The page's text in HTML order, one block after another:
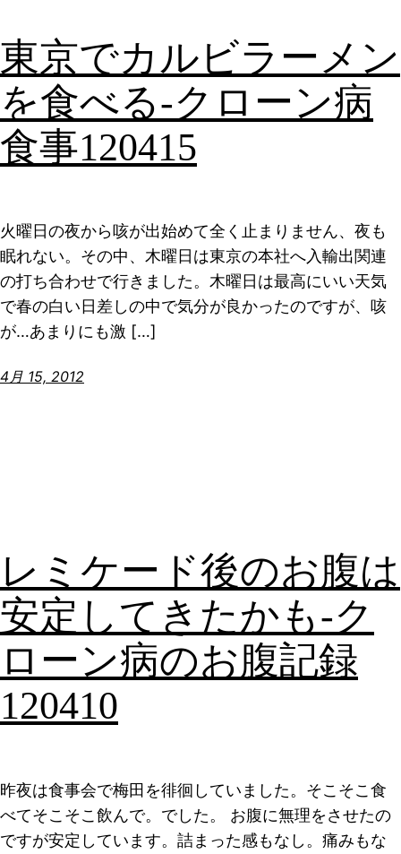
東京でカルビラーメン
を食べる-クローン病
食事120415
火曜日の夜から咳が出始めて全く止まりません、夜も
眠れない。その中、木曜日は東京の本社へ入輸出関連
の打ち合わせで行きました。木曜日は最高にいい天気
で春の白い日差しの中で気分が良かったのですが、咳
が…あまりにも激 […]
4月 15, 2012
レミケード後のお腹は
安定してきたかも-ク
ローン病のお腹記録
120410
昨夜は食事会で梅田を徘徊していました。そこそこ食
べてそこそこ飲んで。でした。 お腹に無理をさせたの
ですが安定しています。詰まった感もなし。痛みもな